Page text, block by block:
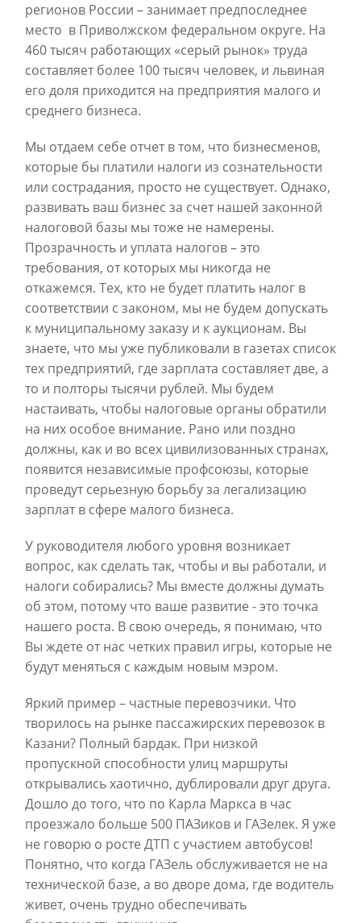
регионов России – занимает предпоследнее
место в Приволжском федеральном округе. На
460 тысяч работающих «серый рынок» труда
составляет более 100 тысяч человек, и львиная
его доля приходится на предприятия малого и
среднего бизнеса.
Мы отдаем себе отчет в том, что бизнесменов,
которые бы платили налоги из сознательности
или сострадания, просто не существует. Однако,
развивать ваш бизнес за счет нашей законной
налоговой базы мы тоже не намерены.
Прозрачность и уплата налогов – это
требования, от которых мы никогда не
откажемся. Тех, кто не будет платить налог в
соответствии с законом, мы не будем допускать
к муниципальному заказу и к аукционам. Вы
знаете, что мы уже публиковали в газетах список
тех предприятий, где зарплата составляет две, а
то и полторы тысячи рублей. Мы будем
настаивать, чтобы налоговые органы обратили
на них особое внимание. Рано или поздно
должны, как и во всех цивилизованных странах,
появится независимые профсоюзы, которые
проведут серьезную борьбу за легализацию
зарплат в сфере малого бизнеса.
У руководителя любого уровня возникает
вопрос, как сделать так, чтобы и вы работали, и
налоги собирались? Мы вместе должны думать
об этом, потому что ваше развитие - это точка
нашего роста. В свою очередь, я понимаю, что
Вы ждете от нас четких правил игры, которые не
будут меняться с каждым новым мэром.
Яркий пример – частные перевозчики. Что
творилось на рынке пассажирских перевозок в
Казани? Полный бардак. При низкой
пропускной способности улиц маршруты
открывались хаотично, дублировали друг друга.
Дошло до того, что по Карла Маркса в час
проезжало больше 500 ПАЗиков и ГАЗелек. Я уже
не говорю о росте ДТП с участием автобусов!
Понятно, что когда ГАЗель обслуживается не на
технической базе, а во дворе дома, где водитель
живет, очень трудно обеспечивать